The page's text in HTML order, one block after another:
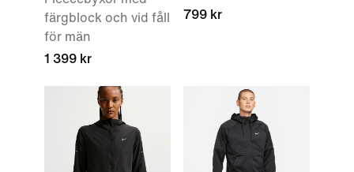
färgblock och vid fåll
för män
1 399 kr
799 kr